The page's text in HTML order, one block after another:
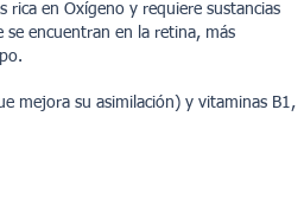
rica en Oxígeno y requiere sustancias
encuentran en la retina, más
mejora su asimilación) y vitaminas B1,